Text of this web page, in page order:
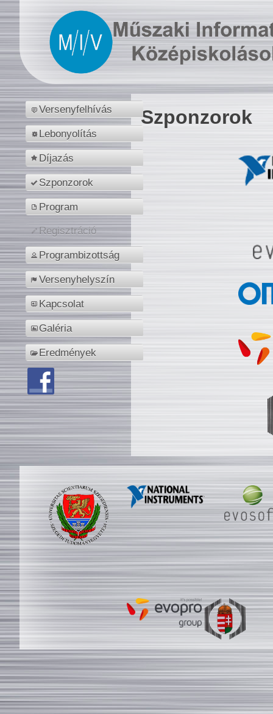
Versenyfelhívás
Lebonyolítás
Díjazás
Szponzorok
Program
Regisztráció
Programbizottság
Versenyhelyszín
Kapcsolat
Galéria
Eredmények
Szponzorok